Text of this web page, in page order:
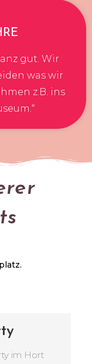
gut. Wir
was wir
z.B. ins
im Hort